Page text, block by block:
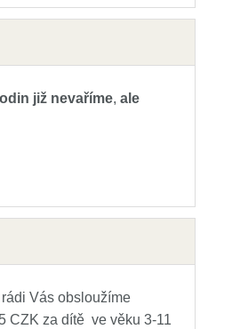
již nevaříme, ale
Vás obsloužíme
CZK za dítě ve věku 3-11